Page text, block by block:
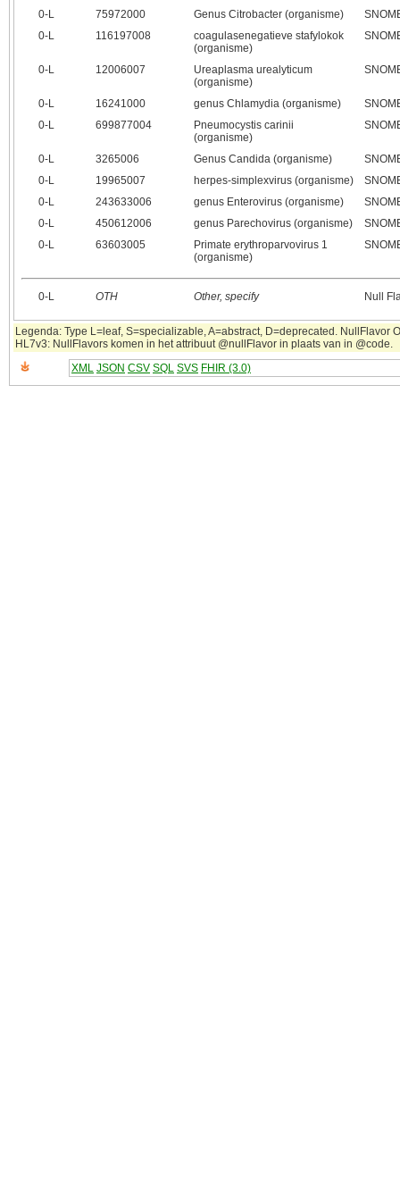
0‑L
75972000 Genus Citrobacter (organisme)
0‑L
116197008
coagulasenegatieve stafylokok
(organisme)
0‑L 12006007
Ureaplasma urealyticum
(organisme)
0‑L 16241000 genus Chlamydia (organisme)
0‑L
699877004
Pneumocystis carinii
(organisme)
0‑L 3265006 Genus Candida (organisme)
0‑L
19965007 herpes-simplexvirus (organisme)
0‑L
243633006 genus Enterovirus (organisme)
0‑L
450612006 genus Parechovirus (organisme)
0‑L
63603005
Primate erythroparvovirus 1
(organisme)
0‑L OTH Other, specify Null
Legenda: Type L=leaf, S=specializable, A=abstract, D=deprecated. NullFlavor
HL7v3: NullFlavors komen in het attribuut @nullFlavor in plaats van in @code.
XML JSON CSV SQL SVS FHIR (3.0)